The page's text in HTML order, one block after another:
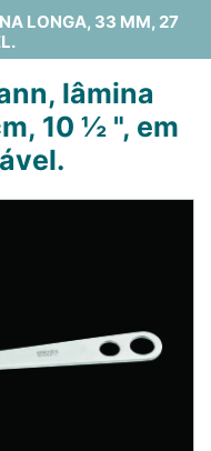
LONGA, 33 MM, 27
lâmina
10 ½ ", em